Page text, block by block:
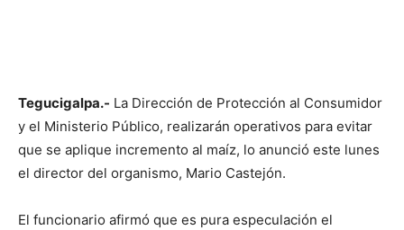
Tegucigalpa.- La Dirección de Protección al Consumidor
y el Ministerio Público, realizarán operativos para evitar
que se aplique incremento al maíz, lo anunció este lunes
el director del organismo, Mario Castejón.
El funcionario afirmó que es pura especulación el